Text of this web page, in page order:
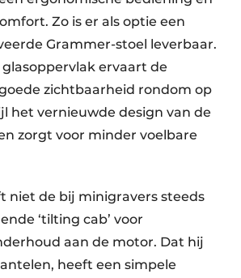
Zo is er als optie een
Grammer-stoel leverbaar.
ervaart de
zichtbaarheid rondom op
het vernieuwde design van de
zorgt voor minder voelbare
niet de bij minigravers steeds
‘tilting cab’ voor
aan de motor. Dat hij
heeft een simpele